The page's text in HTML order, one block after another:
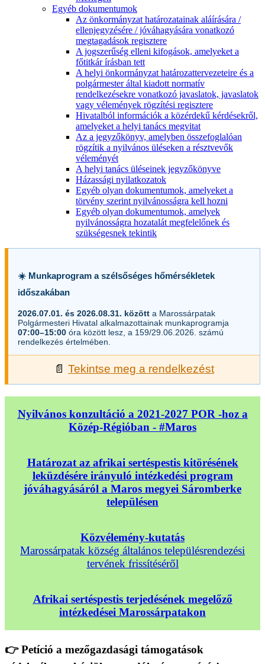
Egyéb dokumentumok
Az önkormányzat határozatainak aláírására /
ellenjegyzésére / jóváhagyására vonatkozó
megtagadások regisztere
A jogszerűség elleni kifogások, amelyeket a
főtitkár írásban tett
A helyi önkormányzat határozattervezeteire és a
polgármester által kiadott normatív
rendelkezésekre vonatkozó javaslatok, javaslatok
vagy vélemények rögzítési regisztere
Hivatalból információk a közérdekű kérdésekről,
amelyeket a helyi tanács megvitat
Az a jegyzőkönyv, amelyben összefoglalóan
rögzítik a nyilvános üléseken a résztvevők
véleményét
A helyi tanács üléseinek jegyzőkönyve
Házassági nyilatkozatok
Egyéb olyan dokumentumok, amelyeket a
törvény szerint nyilvánosságra kell hozni
Egyéb olyan dokumentumok, amelyek
nyilvánosságra hozatalát megfelelőnek és
szükségesnek tekintik
☀️ Munkaprogram a szélsőséges hőmérsékletek
időszakában
2026.07.01. és 2026.08.31. között a Marossárpatak
Polgármesteri Hivatal alkalmazottainak munkaprogramja
07:00–15:00 óra között lesz, a 159/29.06.2026. számú
rendelkezés értelmében.
📄 Tekintse meg a rendelkezést
Nyilvános konzultáció a 2021-2027 POR -hoz a
Közép-Régióban - #Maros
Határozat az afrikai sertéspestis kitörésének
leküzdésére irányuló intézkedési program
jóváhagyásáról a Maros megyei Sáromberke
településen
Közvélemény-kutatás
Marossárpatak község általános településrendezési
tervének frissítéséről
Afrikai sertéspestis terjedésének megelőző
intézkedései Marossárpatakon
👉 Petíció a mezőgazdasági támogatások